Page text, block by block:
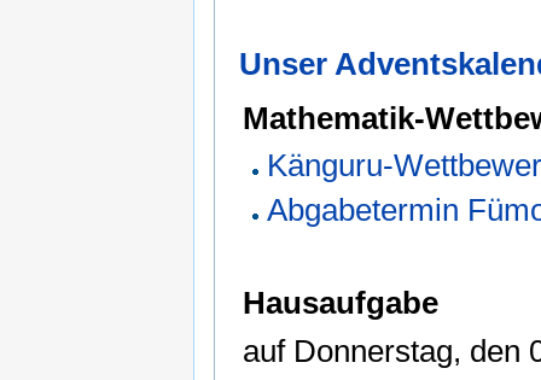
Unser
Mathematik-
Känguru-
Abgabetermin
Hausaufgabe
auf Donnerstag, den